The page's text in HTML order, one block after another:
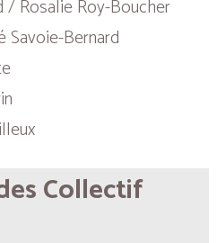
Rosalie Roy-Boucher
Bernard
Collectif